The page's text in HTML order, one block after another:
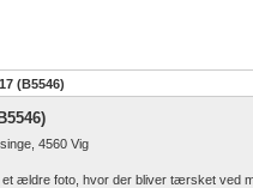
(B5546)
4560 Vig
et ældre foto, hvor der bliver tærsket ved